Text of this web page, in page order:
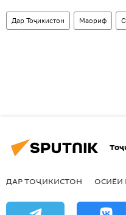
Дар Тоҷикистон Маориф
ДАР ТОҶИКИСТОН ОСИЁИ